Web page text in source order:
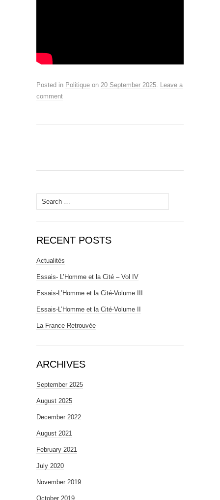
Posted in Politique on 20 September 2025 Leave a
comment
Search
for:
RECENT POSTS
Actualités
Essais- L’Homme et la Cité – Vol IV
Essais-L’Homme et la Cité-Volume III
Essais-L’Homme et la Cité-Volume II
La France Retrouvée
ARCHIVES
September 2025
August 2025
December 2022
August 2021
February 2021
July 2020
November 2019
October 2019